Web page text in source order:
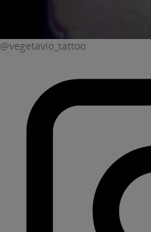
@vegetavio_tattoo